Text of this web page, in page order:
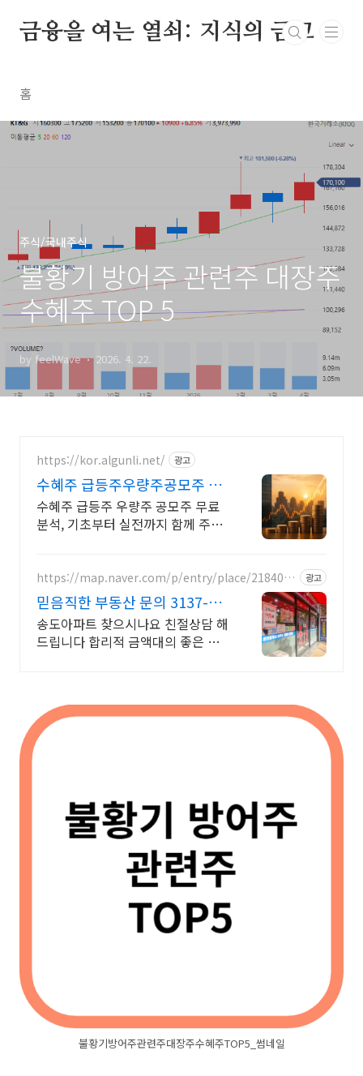
금융을 여는 열쇠: 지식의 금고
홈
주식/국내주식
불황기 방어주 관련주 대장주
수혜주 TOP 5
by feelWave 2026. 4. 22.
https://kor.algunli.net/ 광고
수혜주 급등주우량주공모주 추
우량주 무료 공유
수혜주 급등주 우량주 공모주 무료
분석, 기초부터 실전까지 함께 주식
https://map.naver.com/p/entry/place/2184076
광고
믿음직한 부동산 문의 3137-
3436
송도아파트 찾으시나요 친절상담 해
드립니다 합리적 금액대의 좋은 물
불황기방어주관련주대장주수혜주TOP5_썸네일